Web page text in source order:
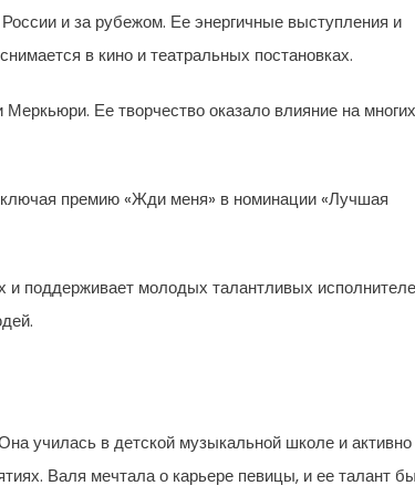
и за рубежом. Ее энергичные выступления и
в кино и театральных постановках.
Ее творчество оказало влияние на многих
премию «Жди меня» в номинации «Лучшая
и поддерживает молодых талантливых
училась в детской музыкальной школе и активно
Валя мечтала о карьере певицы, и ее талант